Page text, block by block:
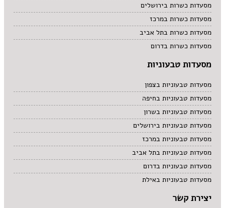
מסעדות כשרות בירושלים
מסעדות כשרות במרכז
מסעדות כשרות בתל אביב
מסעדות כשרות בדרום
מסעדות טבעוניות
מסעדות טבעוניות בצפון
מסעדות טבעוניות בחיפה
מסעדות טבעוניות בשרון
מסעדות טבעוניות בירושלים
מסעדות טבעוניות במרכז
מסעדות טבעוניות בתל אביב
מסעדות טבעוניות בדרום
מסעדות טבעוניות באילת
יצירת קשר